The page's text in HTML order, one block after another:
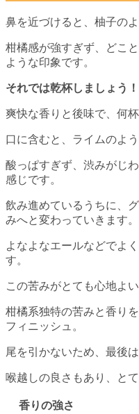
鼻を近づけると、柚子の
柑橘感が強すぎず、どこ
ような印象です。
それでは乾杯しましょう！
爽快な香りと後味で、何
口に含むと、ライムのよ
酸っぱすぎず、渋みがじ
感じです。
飲み進めているうちに、
みへと変わっていきます。
よなよなエールなどでよ
す。
この苦みがとても心地よい
柑橘系独特の苦みと香り
フィニッシュ。
尾を引かないため、最後
喉越しの良さもあり、とて
香りの強さ